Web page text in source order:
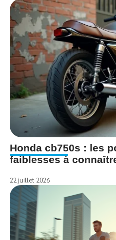
Honda cb750s : les
faiblesses à
22 juillet 2026